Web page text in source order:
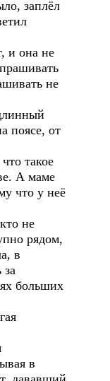
заплёл
и она не
не
поясе, от
такое
А маме
что у неё
не
рядом,
в
за
больших
в